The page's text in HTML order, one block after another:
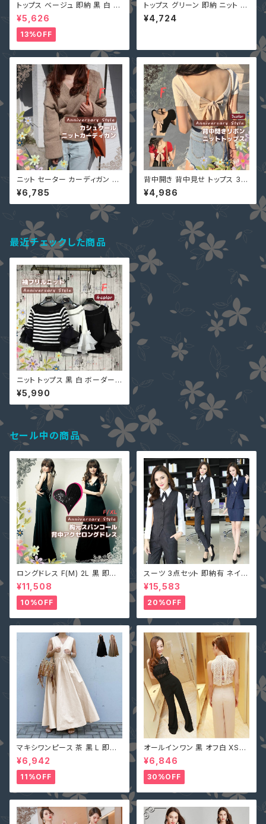
トップス ベージュ 即納 黒 白 ピ
ンク ニット 切替 シャーリング
異素材 2318596 大人可愛い
長袖 無地 個性的 デコルテ ショ
ート丈 ボートネック オフショル
ダー
¥5,626
13%OFF
トップス グリーン 即納 ニット タ
ンクトップ ニットベスト シャーリ
ング 2271726 切り替え スリム
¥4,724
ニット セーター カーディガン ベ
ージュ 即納 カシュクール 234
0986 Vネック 無地 レディース
トップス
¥6,785
背中開き 背中見せ トップス 3色
黒 白 即納 赤 予約 バックオー
プン バックリボン 薄手ニット 五
分袖 9002253 春夏 カットソー
ニットソー Tシャツ 半袖 10代 2
0代
¥4,986
最近チェックした商品
ニット トップス 黒 白 ボーダー
カットソー フレアスリーブ オフ
ショルダー 90003976 七分袖
肩出し ボートネック フリル リボ
ン シフォン ショート丈
¥5,990
セール中の商品
ロングドレス F(M) 2L 黒 即納
マキシワンピース キャバ嬢 パー
ティードレス スパンコール 二次
会 大きいサイズ YJ-6536 レデ
ィース 背中開き ノースリーブ イ
ブニングドレス
¥11,508
10%OFF
スーツ 3点セット 即納有 ネイビ
ー グレー S M L 2L 3L 4L 大
きいサイズ パンツ or スカート＋
ジャケット＋ベスト ストライプ X
Z-X10083
¥15,583
20%OFF
マキシワンピース 茶 黒 L 即納
オフベージュレディース Vネック
nclq496 ロング ギャザー フレ
アー ノースリーブ 夏 森ガール
袖なし
¥6,942
11%OFF
オールインワン 黒 オフ白 XS-X
L 即納 パンツドレス 襟ビジュー
フェイクパール レース シースル
ー ホルターネック 背中開き オ
フホワイト 無地 2161366
¥6,846
30%OFF